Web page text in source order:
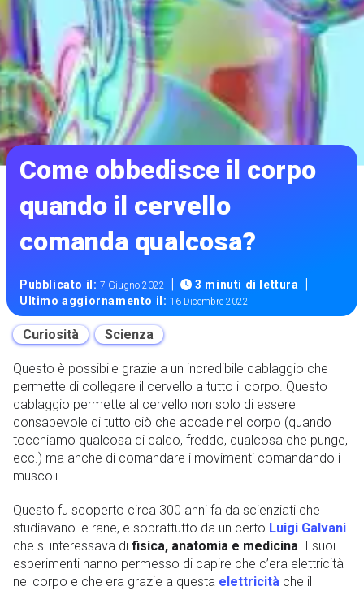
Come obbedisce il corpo
quando il cervello
comanda qualcosa?
Pubblicato il:7 Giugno 2022 | 3 minuti di lettura |
Ultimo aggiornamento il:16 Dicembre 2022
Curiosità Scienza
Questo è possibile grazie a un incredibile cablaggio che
permette di collegare il cervello a tutto il corpo. Questo
cablaggio permette al cervello non solo di essere
consapevole di tutto ciò che accade nel corpo (quando
tocchiamo qualcosa di caldo, freddo, qualcosa che punge,
ecc.) ma anche di comandare i movimenti comandando i
muscoli.
Questo fu scoperto circa 300 anni fa da scienziati che
studiavano le rane, e soprattutto da un certo Luigi Galvani
che si interessava di fisica, anatomia e medicina. I suoi
esperimenti hanno permesso di capire che c’era elettricità
nel corpo e che era grazie a questa elettricità che il